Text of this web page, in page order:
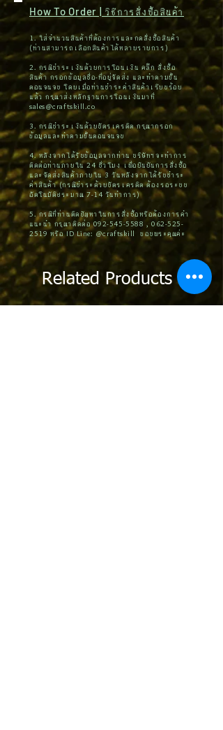
ไปรษณีย์
How To Order | วิธีการสั่งซื้อสินค้า
1. ใส่จำนวนสินค้าที่ต้องการและกดสั่งซื้อสินค้า
(ท่านสามารถเลือกสินค้าได้หลายรายการ)
2. กรณีชำระเงินด้วยการโอนเงิน คลิ๊ก สั่งซื้อ
สินค้า กรอกข้อมูลชื่อ-ที่อยู่จัดส่ง และทำตามขั้น
ตอนจนจบ โดยเมื่อท่านชำระค่าสินค้าเรียบร้อย
แล้ว กรุณาส่งหลักฐานการโอนเงินมาที่
sales@craftskill.co
3. กรณีชำระเงินด้วยบัตรเครดิต กรุณากรอก
ข้อมูลและทำตามขั้นตอนจนจบ
4. หลังจากได้รับข้อมูลจากท่าน บริษัทฯจะทำการ
ติดต่อท่านภายใน 24 ชั่วโมง เพื่อยืนยันการสั่งซื้อ
และจัดส่งสินค้าภายใน 3 วันหลังจากได้รับชำระ
ค่าสินค้า (กรณีชำระด้วยบัตรเครดิต ต้องรอระบบ
อัตโนมัติประมาณ 7-14 วันทำการ)
5. กรณีที่ท่านติดปัญหาในการสั่งซื้อหรือต้องการคำ
แนะนำ กรุณาติดต่อ092-545-5588 , 062-525-
2519 หรือ ID Line: @craftskill ขอบพระคุณค่ะ
Related Products